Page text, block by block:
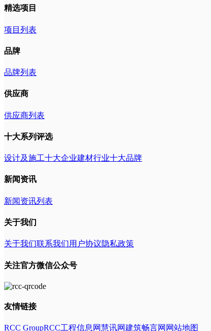
精选项目
项目列表
品牌
品牌列表
供应商
供应商列表
十大系列评选
设计及施工十大企业建材行业十大品牌
新闻资讯
新闻资讯列表
关于我们
关于我们联系我们用户协议隐私政策
关注官方微信公众号
友情链接
RCC GroupRCC工程信息网慧讯网建筑畅言网 网站地图